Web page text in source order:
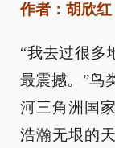
作者：胡欣红
“我去过很多
最震撼。”鸟
河三角洲国
浩瀚无垠的